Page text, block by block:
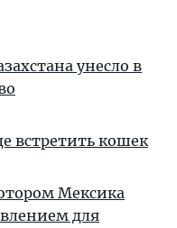
унесло в
встретить кошек
Мексика
для